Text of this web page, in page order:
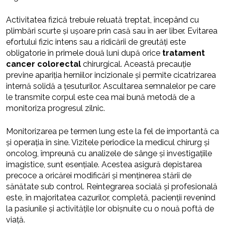
Activitatea fizică trebuie reluată treptat, începând cu
plimbări scurte și ușoare prin casă sau în aer liber. Evitarea
efortului fizic intens sau a ridicării de greutăți este
obligatorie în primele două luni după orice tratament
cancer colorectal chirurgical. Această precauție
previne apariția herniilor incizionale și permite cicatrizarea
internă solidă a țesuturilor. Ascultarea semnalelor pe care
le transmite corpul este cea mai bună metodă de a
monitoriza progresul zilnic.
Monitorizarea pe termen lung este la fel de importantă ca
și operația în sine. Vizitele periodice la medicul chirurg și
oncolog, împreună cu analizele de sânge și investigațiile
imagistice, sunt esențiale. Acestea asigură depistarea
precoce a oricărei modificări și menținerea stării de
sănătate sub control. Reintegrarea socială și profesională
este, în majoritatea cazurilor, completă, pacienții revenind
la pasiunile și activitățile lor obișnuite cu o nouă poftă de
viață.